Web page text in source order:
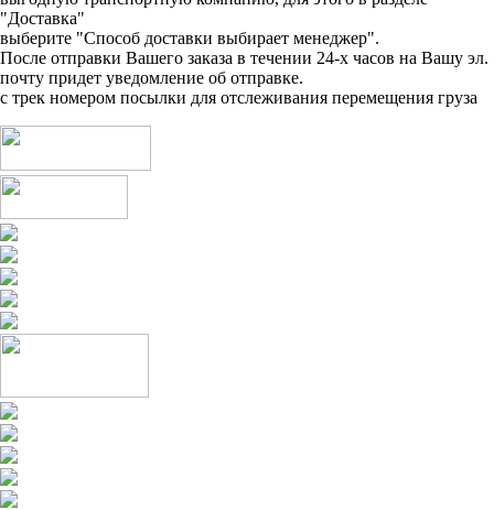
"Доставка"
выберите "Способ доставки выбирает менеджер".
После отправки Вашего заказа в течении 24-х часов на Вашу эл.
почту придет уведомление об отправке.
с трек номером посылки для отслеживания перемещения груза